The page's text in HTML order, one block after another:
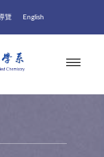
覽 English